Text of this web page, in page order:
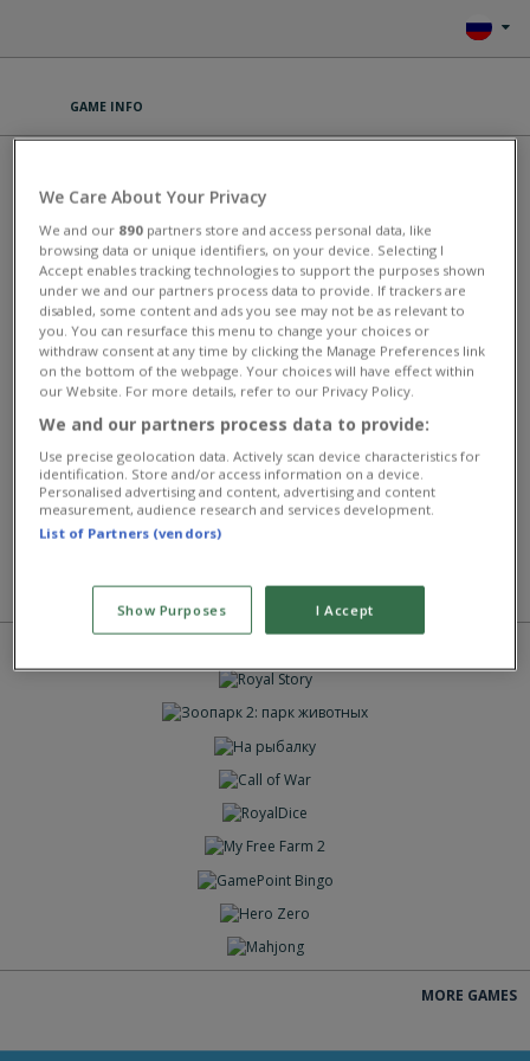
GAME INFO
Станьте самым могущественным рыцарем королевства в
увлекательной социальной игре «Empire»! В начале этой
захватывающей игры на построение империи вы являетесь
скромным обладателем маленькой деревушки. Собирайте
запасы, расширяйте деревню и создайте армию защитников. Как
только ваша армия станет достаточно большой, вы сможете,
захватив с собой меч, отправиться на завоевание соседних
территорий! Вам также придется защищать свой собственный
город от вражеских атак. Используйте стратегию для
передвижений, создавайте союзы и постройте огромный город-
государство, чтобы управлять империей!
This game has an average rating of 88% based on 1934 votes.
Универсальные массовые онлайн-игры
MORE GAMES
ИГРАТЬ
ИГРАТЬ
MORE GAMES
We Care About Your Privacy
We and our 890 partners store and access personal data, like
browsing data or unique identifiers, on your device. Selecting I
Accept enables tracking technologies to support the purposes shown
under we and our partners process data to provide. If trackers are
disabled, some content and ads you see may not be as relevant to
you. You can resurface this menu to change your choices or
withdraw consent at any time by clicking the Manage Preferences link
on the bottom of the webpage. Your choices will have effect within
our Website. For more details, refer to our Privacy Policy.
We and our partners process data to provide:
Use precise geolocation data. Actively scan device characteristics for
identification. Store and/or access information on a device.
Personalised advertising and content, advertising and content
measurement, audience research and services development.
List of Partners (vendors)
Show Purposes I Accept